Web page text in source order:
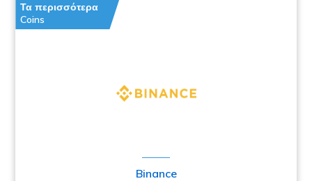
Τα περισσότερα
Coins
Binance